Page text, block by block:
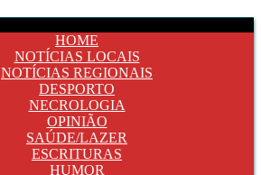
HOME
NOTÍCIAS LOCAIS
NOTÍCIAS REGIONAIS
DESPORTO
NECROLOGIA
OPINIÃO
SAÚDE/LAZER
ESCRITURAS
HUMOR